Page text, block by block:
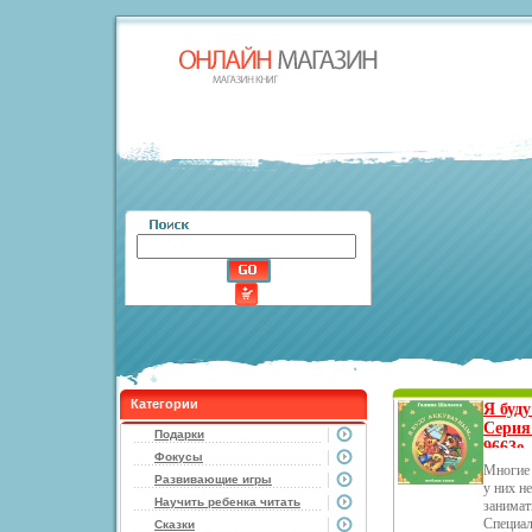
Категории
Подарки
Фокусы
Развивающие игры
Научить ребенка читать
Сказки
Я
9663e.
у них